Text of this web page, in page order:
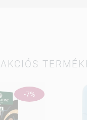
AKCIÓS
-7%